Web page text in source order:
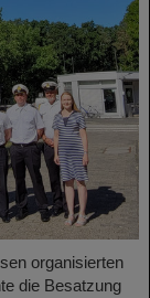
organisierten
die Besatzung